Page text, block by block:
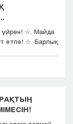
үйрен! ☆. Майда
етпе! ☆. Барлық